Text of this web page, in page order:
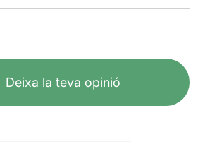
Deixa la teva opinió